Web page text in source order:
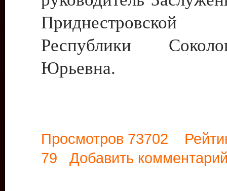
Приднестровской
Республики
Юрьевна.
Просмотров 73702
79 Добавить